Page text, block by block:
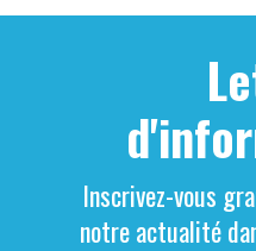
Inscrivez-vous
notre actualité